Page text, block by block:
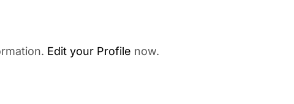
Edit your Profile now.